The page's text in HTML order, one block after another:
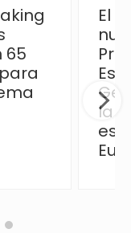
65
El
la